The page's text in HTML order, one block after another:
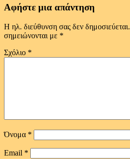
Αφήστε μια απάντηση
Η ηλ. διεύθυνση σας δεν δημοσιεύεται.
σημειώνονται με *
Σχόλιο *
Όνομα *
Email *